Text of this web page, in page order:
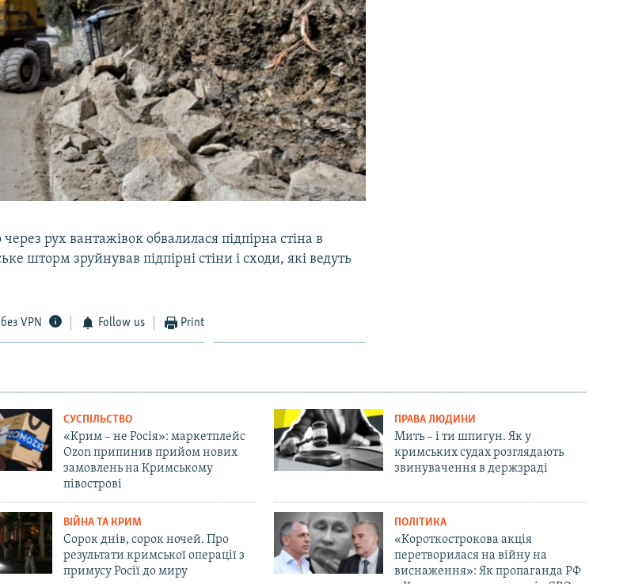
рух вантажівок обвалилася підпірна стіна в
шторм зруйнував підпірні стіни і сходи, які ведуть
VPN Follow us Print
СУСПІЛЬСТВО
«Крим – не Росія»: маркетплейс
Ozon припинив прийом нових
замовлень на Кримському
півострові
ПРАВА ЛЮДИНИ
Мить – і ти шпигун. Як у
кримських судах розглядають
звинувачення в держзраді
ВІЙНА ТА КРИМ
Сорок днів, сорок ночей. Про
результати кримської операції з
примусу Росії до миру
ПОЛІТИКА
«Короткострокова акція
перетворилася на війну на
виснаження»: Як пропаганда РФ